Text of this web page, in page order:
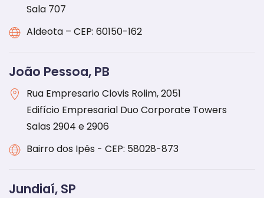
Sala 707
Aldeota – CEP: 60150-162
João Pessoa, PB
Rua Empresario Clovis Rolim, 2051
Edifício Empresarial Duo Corporate Towers
Salas 2904 e 2906
Bairro dos Ipês - CEP: 58028-873
Jundiaí, SP